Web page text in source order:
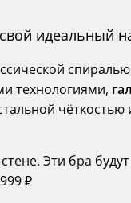
идеальный
технологиями,
чёткостью
Эти бра
₽